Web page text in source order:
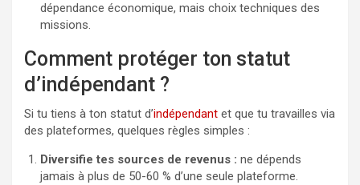
dépendance économique, mais choix techniques des
missions.
Comment protéger ton statut
d’indépendant ?
Si tu tiens à ton statut d’indépendant et que tu travailles via
des plateformes, quelques règles simples :
Diversifie tes sources de revenus : ne dépends
jamais à plus de 50-60 % d’une seule plateforme.